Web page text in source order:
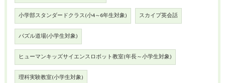
小学部スタンダードクラス(小4～6年生対象) スカイプ英会話
パズル道場(小学生対象)
ヒューマンキッズサイエンスロボット教室(年長～小学生対象)
理科実験教室(小学生対象)